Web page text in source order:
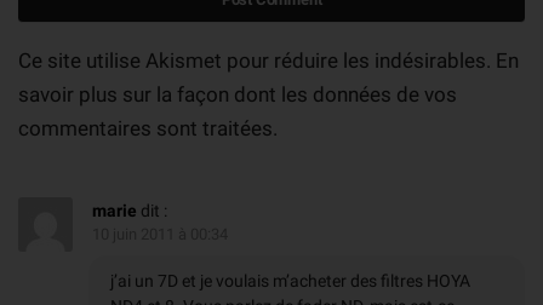
Ce site utilise Akismet pour réduire les indésirables. En
savoir plus sur la façon dont les données de vos
commentaires sont traitées.
marie dit :
j’ai un 7D et je voulais m’acheter des filtres HOYA